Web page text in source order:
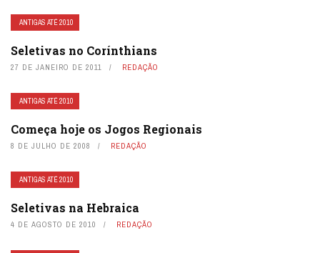
ANTIGAS ATÉ 2010
Seletivas no Corínthians
27 DE JANEIRO DE 2011 REDAÇÃO
ANTIGAS ATÉ 2010
Começa hoje os Jogos Regionais
8 DE JULHO DE 2008 REDAÇÃO
ANTIGAS ATÉ 2010
Seletivas na Hebraica
4 DE AGOSTO DE 2010 REDAÇÃO